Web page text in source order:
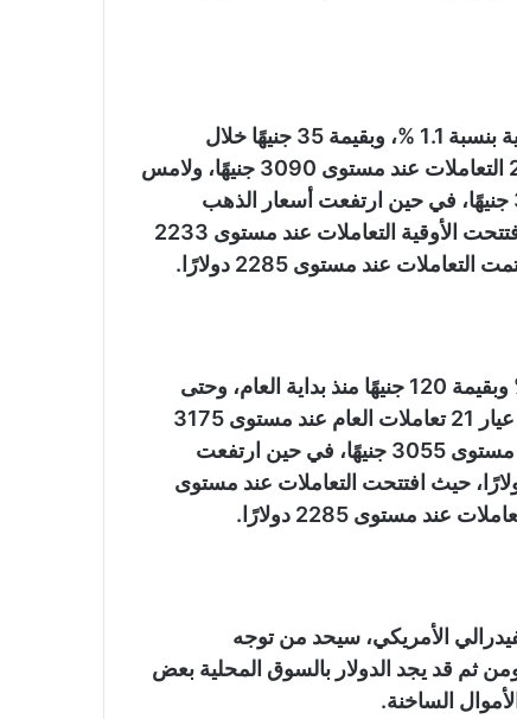
وفي سياق متصل، تراجعت أسعار الذهب بالأسواق المحلية بنسبة 1.1 %، وبقيمة 35 جنيهًا خلال
تعاملات شهر أبريل، حيث افتتح سعر جرام الذهب عيار 21 التعاملات عند مستوى 3090 جنيهًا، ولامس
مستوى 3305 جنيه، واختتم التعاملات عند مستوى 3055 جنيهًا، في حين ارتفعت أسعار الذهب
بالبورصة العالمية بنسبة 2.3 %، وبقيمة 52 دولارًا، حيث افتتحت الأوقية التعاملات عند مستوى 2233
كما تراجعت أسعار الذهب بالأسواق المحلية بنسبة 3.8 % وبقيمة 120 جنيهًا منذ بداية العام، وحتى
ختام تعاملات أبريل 2024، حيث افتتح سعر جرام الذهب عيار 21 تعاملات العام عند مستوى 3175
جنيهًا، ولامس مستوى 4 آلاف جنيه، واختتم التعاملات عند مستوى 3055 جنيهًا، في حين ارتفعت
بالبورصة العالمية بنسبة 11% تقريبًا، وبنحو 223 دولارًا، حيث افتتحت التعاملات عند مستوى
الأمريكي، سيحد من توجه
ثم قد يجد الدولار بالسوق المحلية بعض
الساخنة.